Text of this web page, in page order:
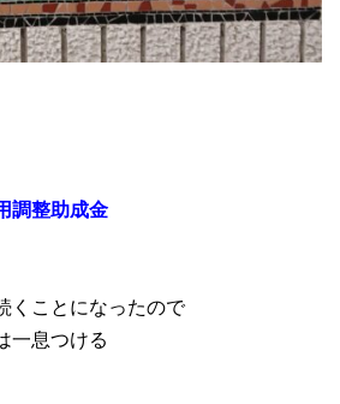
調整助成金
くことになったので
一息つける